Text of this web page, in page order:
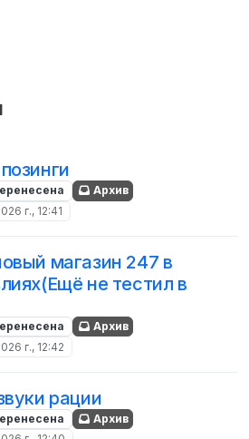
Архив
г., 12:41
магазин 247 в
не тестил в
Архив
г., 12:42
рации
Архив